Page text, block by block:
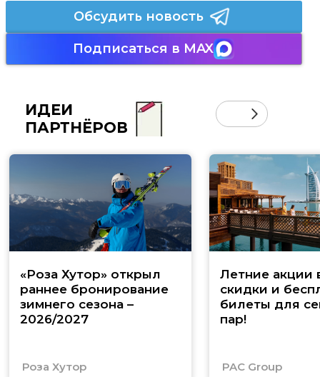
Обсудить новость
Подписаться в MAX
ИДЕИ
ПАРТНЁРОВ
«Роза Хутор» открыл
раннее бронирование
зимнего сезона –
2026/2027
Роза Хутор
Летние акции
скидки и
билеты для
пар!
PAC Group